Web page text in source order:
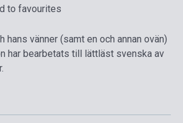
to favourites
hans vänner (samt en och annan ovän)
har bearbetats till lättläst svenska av